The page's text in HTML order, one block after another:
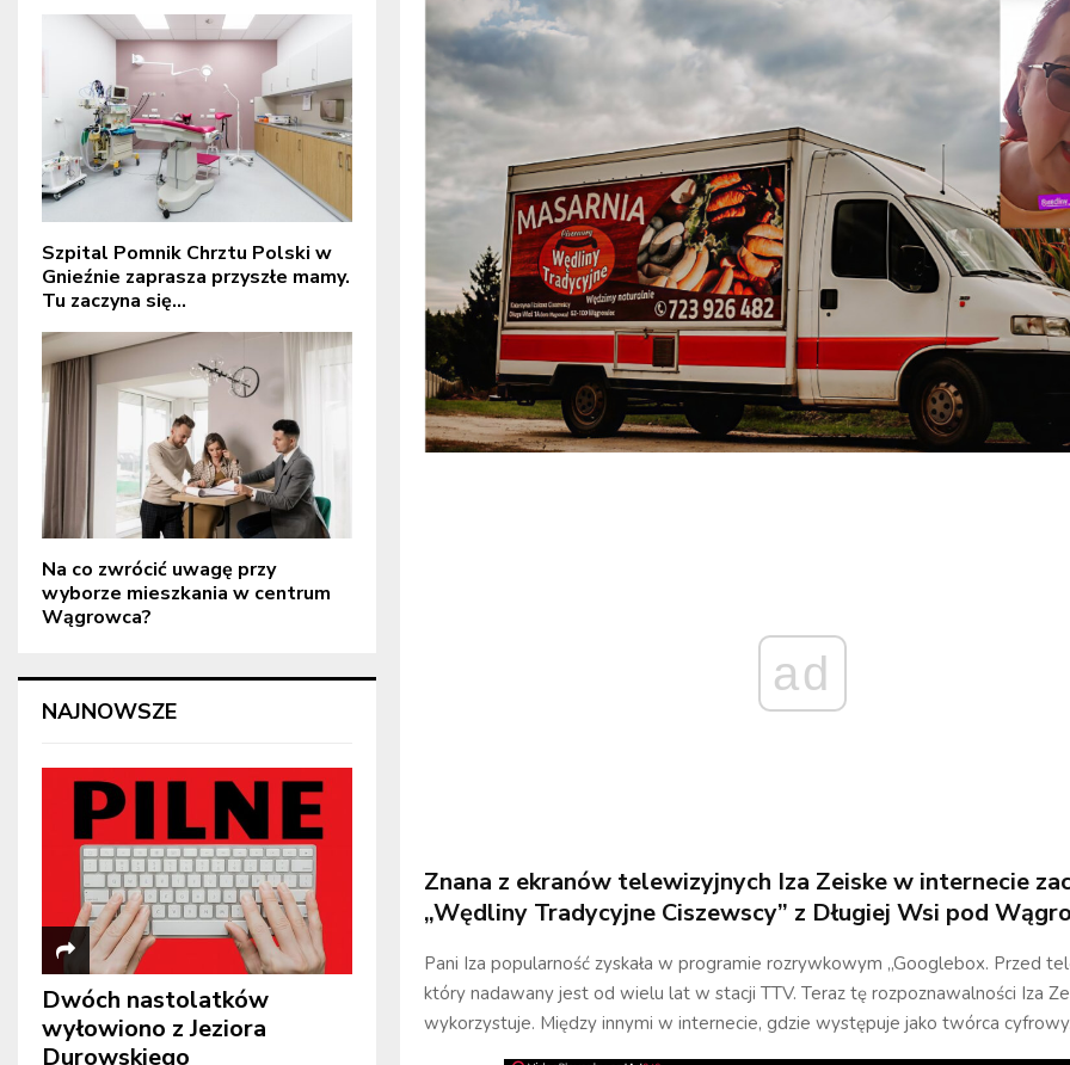
ad
Znana z ekranów telewizyjnych Iza Zeiske w internecie
„Wędliny Tradycyjne Ciszewscy” z Długiej Wsi pod
Pani Iza popularność zyskała w programie rozrywkowym „Googlebox. Przed
który nadawany jest od wielu lat w stacji TTV. Teraz tę rozpoznawalności Iza
wykorzystuje. Między innymi w internecie, gdzie występuje jako twórca
Szpital Pomnik Chrztu Polski w
Gnieźnie zaprasza przyszłe mamy.
Tu zaczyna się...
Na co zwrócić uwagę przy
wyborze mieszkania w centrum
Wągrowca?
NAJNOWSZE
Dwóch nastolatków
wyłowiono z Jeziora
Durowskiego